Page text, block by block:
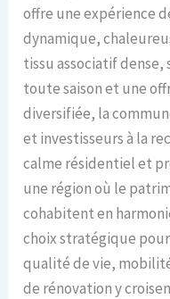
offre une expérience
dynamique,
tissu associatif dense,
toute saison et une
diversifiée, la
et investisseurs à la
calme résidentiel et
une région où le
cohabitent en
choix stratégique
qualité de vie,
de rénovation y